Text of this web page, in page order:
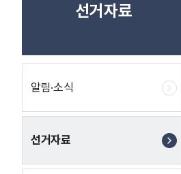
선거자료
알림·소식
선거자료